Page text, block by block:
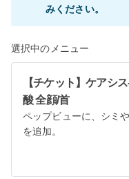
選択中のメニュー
【チケット】ケアシ
酸 全顔/首
ペップビューに、シミ
を追加。